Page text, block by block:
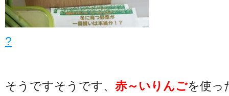
?
そうですそうです、 赤～いりんごを使っ